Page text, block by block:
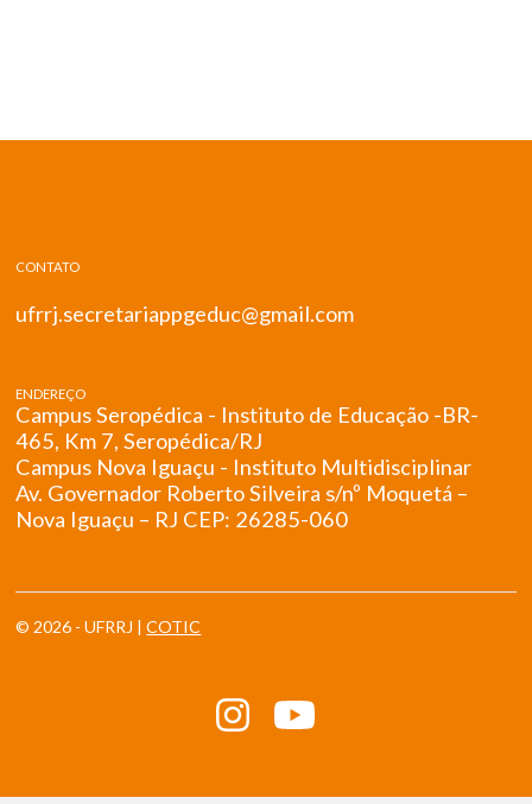
CONTATO
ufrrj.secretariappgeduc@gmail.com
ENDEREÇO
Campus Seropédica - Instituto de Educação -BR-
465, Km 7, Seropédica/RJ
Campus Nova Iguaçu - Instituto Multidisciplinar
Av. Governador Roberto Silveira s/nº Moquetá –
Nova Iguaçu – RJ CEP: 26285-060
© 2026 - UFRRJ |COTIC